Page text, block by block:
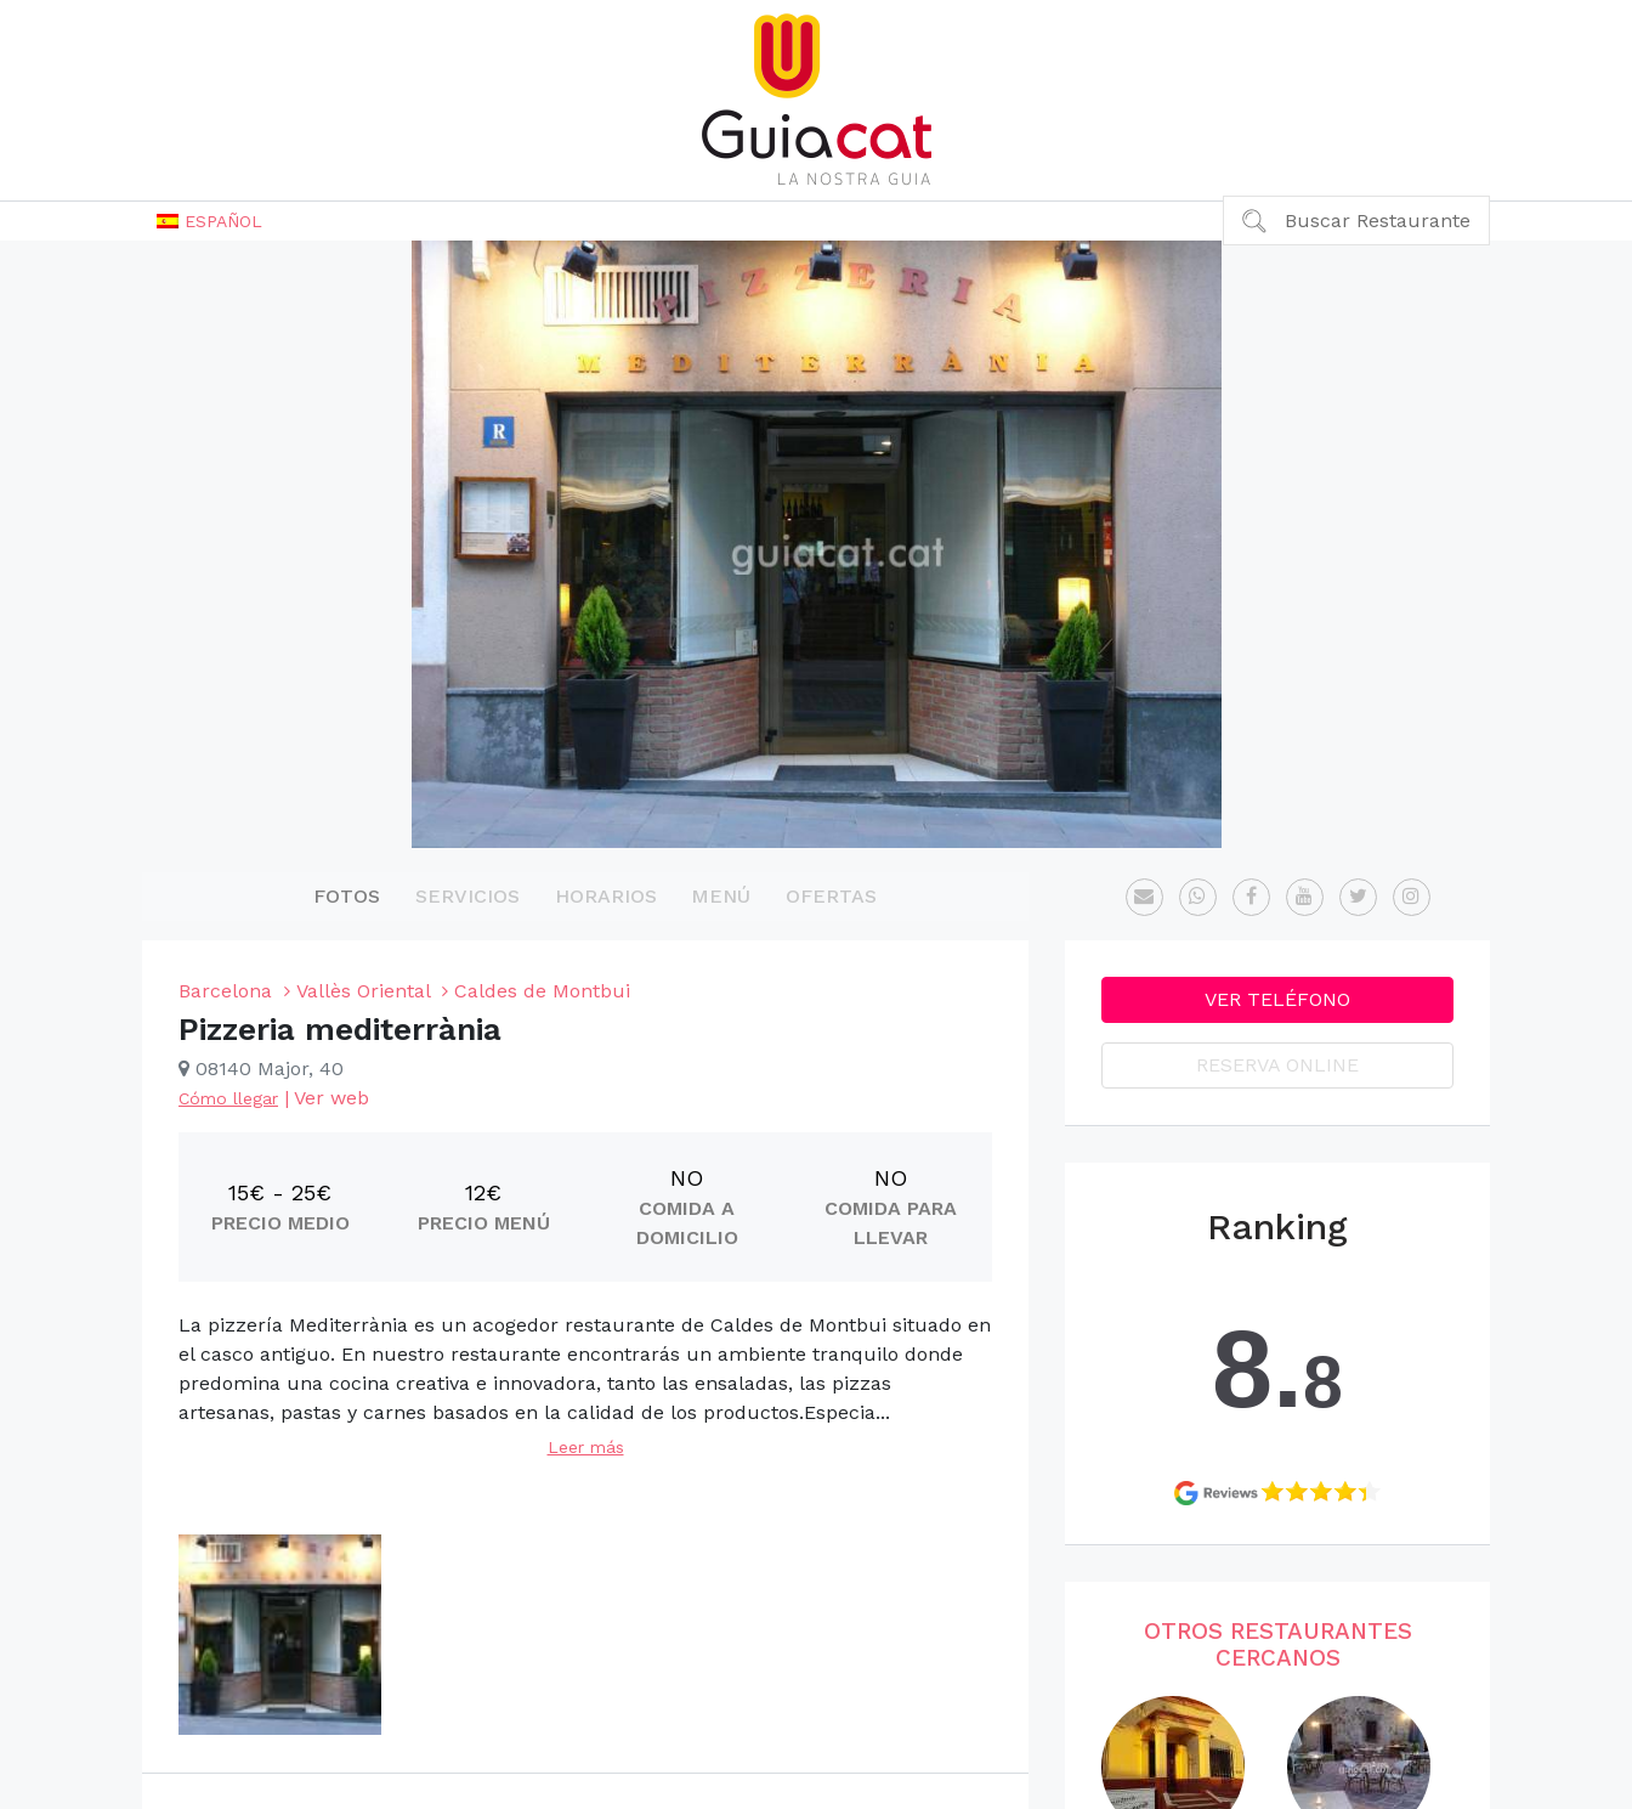
ESPAÑOL Buscar Restaurante
FOTOS SERVICIOS HORARIOS MENÚ OFERTAS
Barcelona Vallès Oriental Caldes de Montbui
Pizzeria mediterrània
08140 Major, 40
Cómo llegar | Ver web
15€ - 25€
PRECIO MEDIO
12€
PRECIO MENÚ
NO
COMIDA A
DOMICILIO
NO
COMIDA PARA
LLEVAR
La pizzería Mediterrània es un acogedor restaurante de Caldes de Montbui situado en
el casco antiguo. En nuestro restaurante encontrarás un ambiente tranquilo donde
predomina una cocina creativa e innovadora, tanto las ensaladas, las pizzas
artesanas, pastas y carnes basados en la calidad de los productos.Especia...
Leer más
VER TELÉFONO
RESERVA ONLINE
Ranking
8.8
OTROS RESTAURANTES
CERCANOS